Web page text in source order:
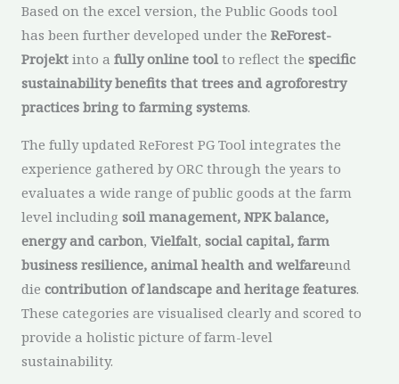
Based on the excel version, the Public Goods tool
has been further developed under the ReForest-
Projekt into a fully online tool to reflect the specific
sustainability benefits that trees and agroforestry
practices bring to farming systems.
The fully updated ReForest PG Tool integrates the
experience gathered by ORC through the years to
evaluates a wide range of public goods at the farm
level including soil management, NPK balance,
energy and carbon, Vielfalt, social capital, farm
business resilience, animal health and welfareund
die contribution of landscape and heritage features.
These categories are visualised clearly and scored to
provide a holistic picture of farm-level
sustainability.